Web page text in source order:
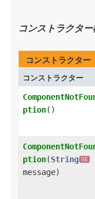
コンストラクター
コンストラクター
コンストラクター
ption()
ption​(String SE
message)